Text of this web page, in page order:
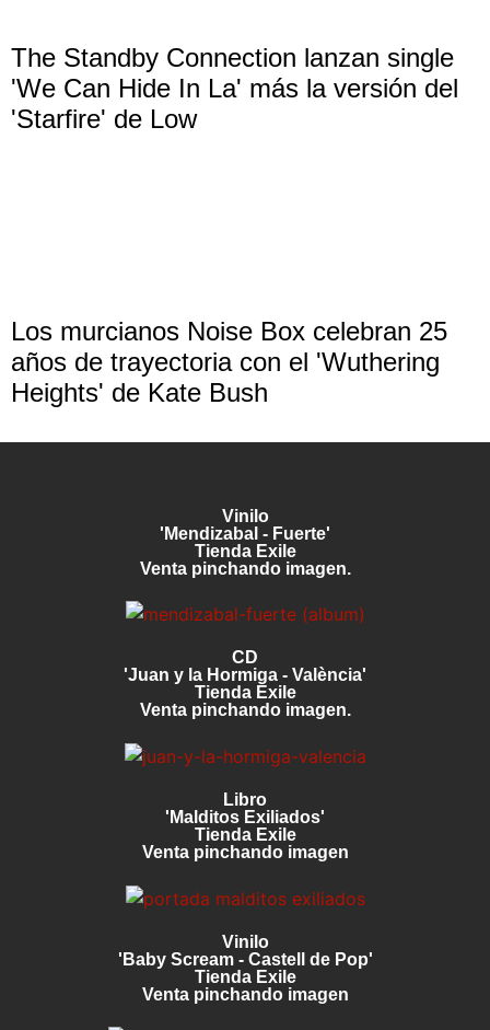
The Standby Connection lanzan single
'We Can Hide In La' más la versión del
'Starfire' de Low
Los murcianos Noise Box celebran 25
años de trayectoria con el 'Wuthering
Heights' de Kate Bush
Vinilo
'Mendizabal - Fuerte'
Tienda Exile
Venta pinchando imagen.
CD
'Juan y la Hormiga - València'
Tienda Exile
Venta pinchando imagen.
Libro
'Malditos Exiliados'
Tienda Exile
Venta pinchando imagen
Vinilo
'Baby Scream - Castell de Pop'
Tienda Exile
Venta pinchando imagen